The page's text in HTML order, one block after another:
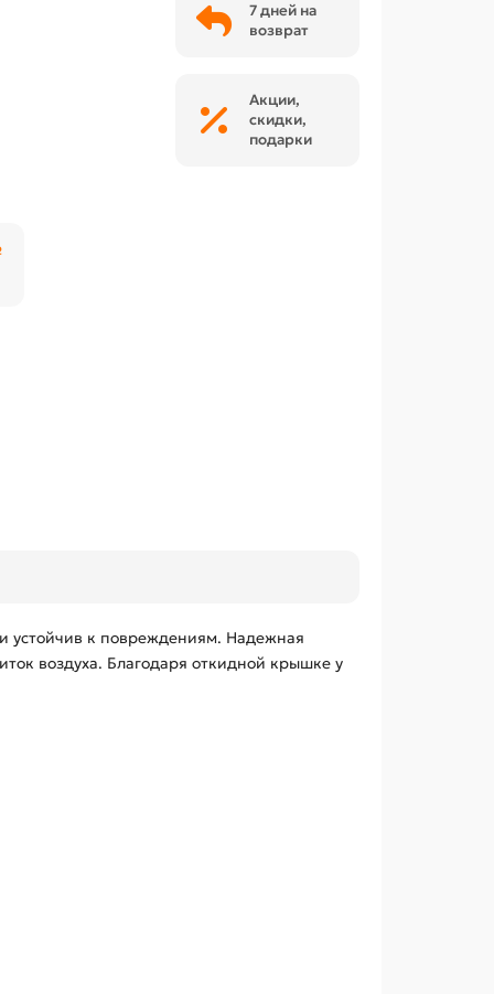
7 дней на
возврат
Акции,
скидки,
подарки
устойчив к повреждениям. Надежная
воздуха. Благодаря откидной крышке у